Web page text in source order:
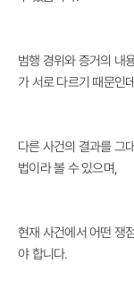
범행 경위와 증거의 내
가 서로 다르기 때문인
다른 사건의 결과를 그
법이라 볼 수 있으며,
현재 사건에서 어떤 쟁
야 합니다.